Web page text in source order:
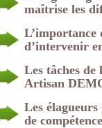
maîtrise les
d’intervenir
Les tâches de
Artisan
Les
de